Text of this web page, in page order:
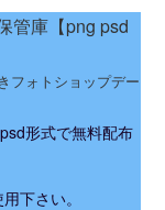
管庫【png psd
フォトショップデー
形式で無料配布
下さい。